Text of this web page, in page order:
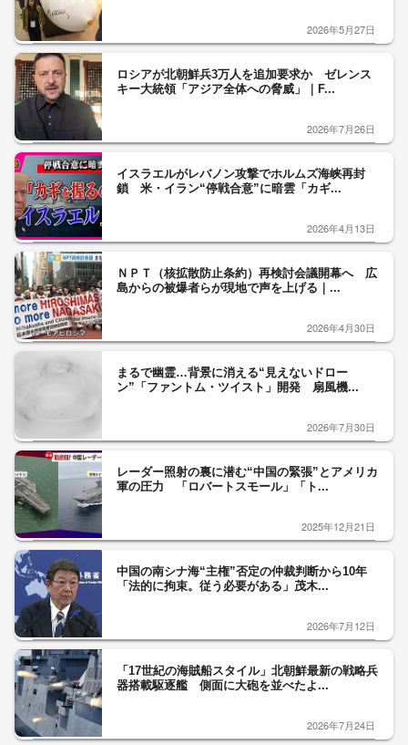
2026年5月27日
ロシアが北朝鮮兵3万人を追加要求か ゼレンス
キー大統領「アジア全体への脅威」｜F...
2026年7月26日
イスラエルがレバノン攻撃でホルムズ海峡再封
鎖 米・イラン“停戦合意”に暗雲「カギ...
2026年4月13日
ＮＰＴ（核拡散防止条約）再検討会議開幕へ 広
島からの被爆者らが現地で声を上げる｜...
2026年4月30日
まるで幽霊…背景に消える“見えないドロー
ン”「ファントム・ツイスト」開発 扇風機...
2026年7月30日
レーダー照射の裏に潜む“中国の緊張”とアメリカ
軍の圧力 「ロバートスモール」「ト...
2025年12月21日
中国の南シナ海“主権”否定の仲裁判断から10年
「法的に拘束。従う必要がある」茂木...
2026年7月12日
「17世紀の海賊船スタイル」北朝鮮最新の戦略兵
器搭載駆逐艦 側面に大砲を並べたよ...
2026年7月24日